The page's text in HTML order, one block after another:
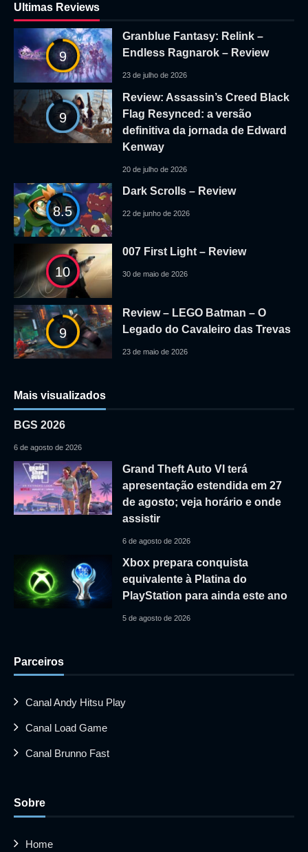
Ultimas Reviews
9
Granblue Fantasy: Relink –
Endless Ragnarok – Review
23 de julho de 2026
9
Review: Assassin’s Creed Black
Flag Resynced: a versão
definitiva da jornada de Edward
Kenway
20 de julho de 2026
8.5
Dark Scrolls – Review
22 de junho de 2026
10
007 First Light – Review
30 de maio de 2026
9
Review – LEGO Batman – O
Legado do Cavaleiro das Trevas
23 de maio de 2026
Mais visualizados
BGS 2026
6 de agosto de 2026
Grand Theft Auto VI terá
apresentação estendida em 27
de agosto; veja horário e onde
assistir
6 de agosto de 2026
Xbox prepara conquista
equivalente à Platina do
PlayStation para ainda este ano
5 de agosto de 2026
Parceiros
Canal Andy Hitsu Play
Canal Load Game
Canal Brunno Fast
Sobre
Home